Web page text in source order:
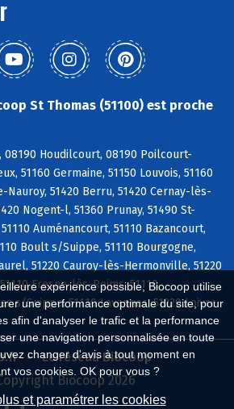
expérience possible, Biocoop utilise
une performance optimale du site, pour
afin d'analyser le trafic et la performance
une navigation personnalisée en toute
changer d'avis à tout moment en
vos cookies. OK pour vous ?
et paramétrer les cookies
St Thomas (51100) est proche
08190 Houdilcourt, 08190 Poilcourt-
51160 Germaine, 51150 Louvois, 51160
Nauroy, 51420 Berru, 51420 Cernay-lès-
Nogent-l, 51360 Prunay, 51490 St-
Auménancourt, 51110 Bazancourt,
Boult s/Suippe, 51110 Bourgogne,
51220 Cauroy-lès-Hermonville, 51220
Fresne-lès-Reims, 51110
s/Suippe, 51110 Lavannes, 51220 Loivre
Le réseau Biocoop
Biocoop 2026